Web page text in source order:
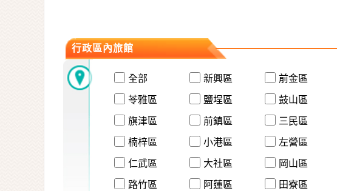
行政區內旅館
全部 新興區 前金區
苓雅區 鹽埕區 鼓山區
旗津區 前鎮區 三民區
楠梓區 小港區 左營區
仁武區 大社區 岡山區
路竹區 阿蓮區 田寮區